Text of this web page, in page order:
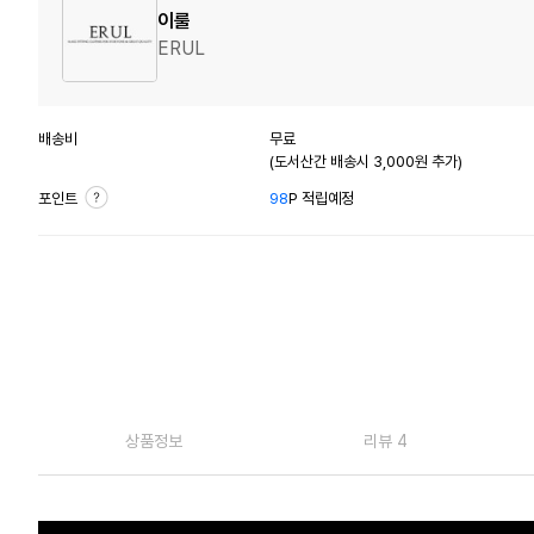
이룰
ERUL
배송비
무료
(도서산간 배송시 3,000원 추가)
포인트 98P 적립예정
상품정보 리뷰 4